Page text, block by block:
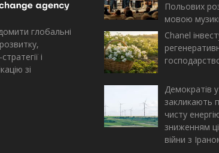
глобальні
і
зі
Польових
мовою
Chanel
Демократів
закликають
чисту
зниженням
війни з